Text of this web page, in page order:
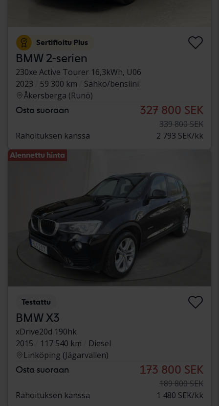
Sertifioitu Plus
BMW 2-serien
230xe Active Tourer 16,3kWh, U06
2023
59 300 km
Sähkö/bensiini
Åkersberga (Runö)
Osta suoraan 327 800 SEK
339 800 SEK
Rahoituksen kanssa
2 793 SEK/kk
Alennettu hinta
Testattu
BMW X3
xDrive20d 190hk
2015
117 540 km
Diesel
Linköping (Jägarvallen)
Osta suoraan 173 800 SEK
189 800 SEK
Rahoituksen kanssa
1 480 SEK/kk